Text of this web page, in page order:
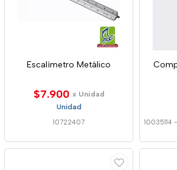
Escalímetro Metálico
$7.900 x Unidad
Unidad
10722407 10035114 -